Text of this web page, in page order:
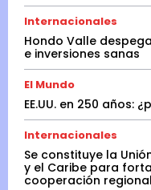
Internacionales
Hondo Valle
e inversiones sanas
El Mundo
EE.UU. en 250 años:
Internacionales
Se constituye la
y el Caribe para
cooperación regional